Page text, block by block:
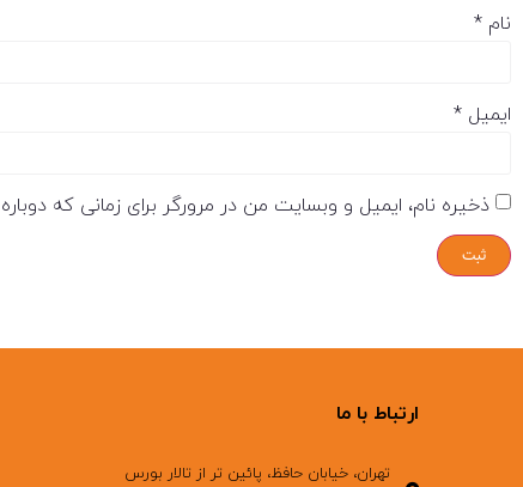
نام *
ایمیل *
ذخیره نام، ایمیل و وبسایت من در مرورگر برای زمانی که
ارتباط با ما
تهران، خیابان حافظ، پائین تر از تالار بورس